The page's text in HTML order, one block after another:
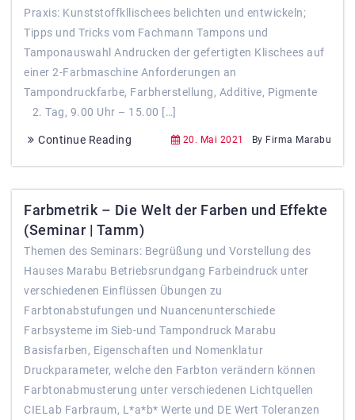
Praxis: Kunststoffkllischees belichten und entwickeln;
Tipps und Tricks vom Fachmann Tampons und
Tamponauswahl Andrucken der gefertigten Klischees auf
einer 2-Farbmaschine Anforderungen an
Tampondruckfarbe, Farbherstellung, Additive, Pigmente
2. Tag, 9.00 Uhr – 15.00 […]
Continue Reading 20. Mai 2021 By Firma Marabu
Farbmetrik – Die Welt der Farben und Effekte
(Seminar | Tamm)
Themen des Seminars: Begrüßung und Vorstellung des
Hauses Marabu Betriebsrundgang Farbeindruck unter
verschiedenen Einflüssen Übungen zu
Farbtonabstufungen und Nuancenunterschiede
Farbsysteme im Sieb-und Tampondruck Marabu
Basisfarben, Eigenschaften und Nomenklatur
Druckparameter, welche den Farbton verändern können
Farbtonabmusterung unter verschiedenen Lichtquellen
CIELab Farbraum, L*a*b* Werte und DE Wert Toleranzen